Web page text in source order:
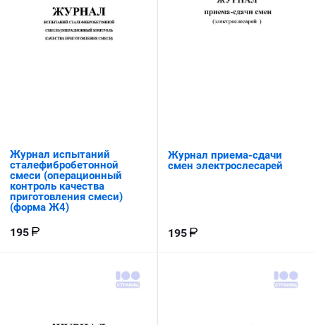
Журнал испытаний
сталефибробетонной
смеси (операционный
контроль качества
приготовления смеси)
(форма Ж4)
195
Журнал приема-сдачи
смен электрослесарей
195